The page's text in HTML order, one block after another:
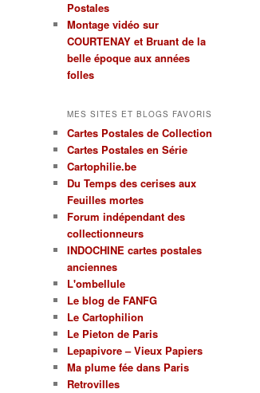
Postales
Montage vidéo sur
COURTENAY et Bruant de la
belle époque aux années
folles
MES SITES ET BLOGS FAVORIS
Cartes Postales de Collection
Cartes Postales en Série
Cartophilie.be
Du Temps des cerises aux
Feuilles mortes
Forum indépendant des
collectionneurs
INDOCHINE cartes postales
anciennes
L'ombellule
Le blog de FANFG
Le Cartophilion
Le Pieton de Paris
Lepapivore – Vieux Papiers
Ma plume fée dans Paris
Retrovilles